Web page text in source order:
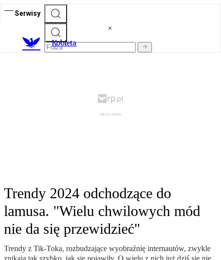
Serwisy
Kobieta
Trendy 2024 odchodzące do
lamusa. "Wielu chwilowych mód
nie da się przewidzieć"
Trendy z Tik-Toka, rozbudzające wyobraźnię internautów, zwykle
znikają tak szybko, jak się pojawiły. O wielu z nich już dziś się nie